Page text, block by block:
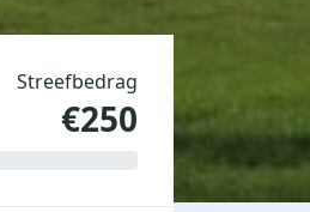
Streefbedrag
€250